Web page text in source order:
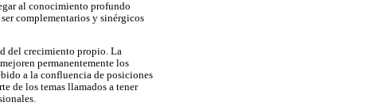
al conocimiento profundo
complementarios y sinérgicos
del crecimiento propio. La
permanentemente los
a la confluencia de posiciones
de los temas llamados a tener